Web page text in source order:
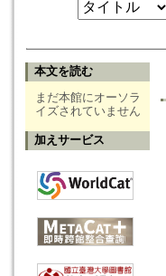
本文を読む
まだ本館にオーソラ
イズされていません
加えサービス